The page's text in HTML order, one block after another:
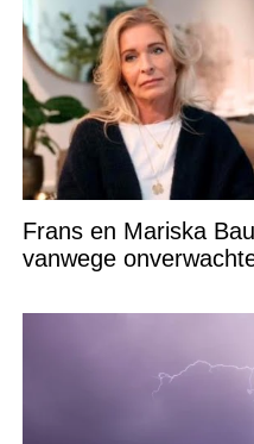
Frans en Mariska
vanwege